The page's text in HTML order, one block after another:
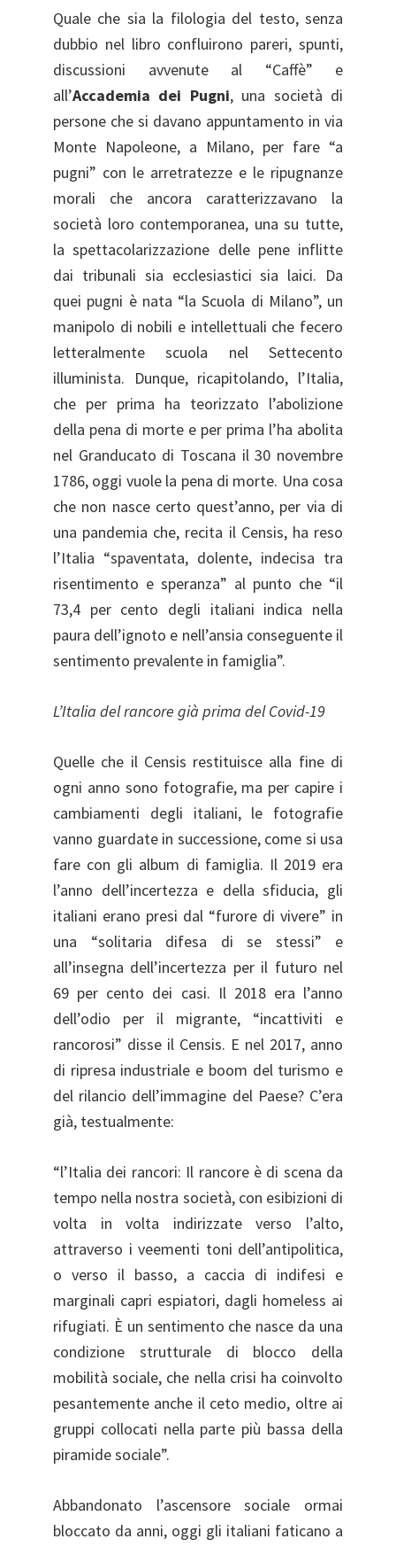
Quale che sia la filologia del testo, senza
dubbio nel libro confluirono pareri, spunti,
discussioni avvenute al “Caffè” e
all’Accademia dei Pugni, una società di
persone che si davano appuntamento in via
Monte Napoleone, a Milano, per fare “a
pugni” con le arretratezze e le ripugnanze
morali che ancora caratterizzavano la
società loro contemporanea, una su tutte,
la spettacolarizzazione delle pene inflitte
dai tribunali sia ecclesiastici sia laici. Da
quei pugni è nata “la Scuola di Milano”, un
manipolo di nobili e intellettuali che fecero
letteralmente scuola nel Settecento
illuminista. Dunque, ricapitolando, l’Italia,
che per prima ha teorizzato l’abolizione
della pena di morte e per prima l’ha abolita
nel Granducato di Toscana il 30 novembre
1786, oggi vuole la pena di morte. Una cosa
che non nasce certo quest’anno, per via di
una pandemia che, recita il Censis, ha reso
l’Italia “spaventata, dolente, indecisa tra
risentimento e speranza” al punto che “il
73,4 per cento degli italiani indica nella
paura dell’ignoto e nell’ansia conseguente il
sentimento prevalente in famiglia”.
L’Italia del rancore già prima del Covid-19
Quelle che il Censis restituisce alla fine di
ogni anno sono fotografie, ma per capire i
cambiamenti degli italiani, le fotografie
vanno guardate in successione, come si usa
fare con gli album di famiglia. Il 2019 era
l’anno dell’incertezza e della sfiducia, gli
italiani erano presi dal “furore di vivere” in
una “solitaria difesa di se stessi” e
all’insegna dell’incertezza per il futuro nel
69 per cento dei casi. Il 2018 era l’anno
dell’odio per il migrante, “incattiviti e
rancorosi” disse il Censis. E nel 2017, anno
di ripresa industriale e boom del turismo e
del rilancio dell’immagine del Paese? C’era
già, testualmente:
“l’Italia dei rancori: Il rancore è di scena da
tempo nella nostra società, con esibizioni di
volta in volta indirizzate verso l’alto,
attraverso i veementi toni dell’antipolitica,
o verso il basso, a caccia di indifesi e
marginali capri espiatori, dagli homeless ai
rifugiati. È un sentimento che nasce da una
condizione strutturale di blocco della
mobilità sociale, che nella crisi ha coinvolto
pesantemente anche il ceto medio, oltre ai
gruppi collocati nella parte più bassa della
piramide sociale”.
Abbandonato l’ascensore sociale ormai
bloccato da anni, oggi gli italiani faticano a